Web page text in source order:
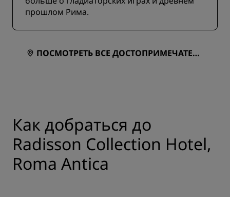
прошлом Рима.
ПОСМОТРЕТЬ ВСЕ ДОСТОПРИМЕЧАТЕЛЬ
Как добраться до
Radisson Collection Hotel,
Roma Antica